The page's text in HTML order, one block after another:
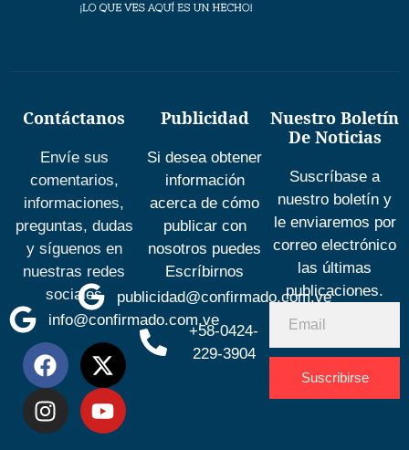
Contáctanos
Envíe sus
comentarios,
informaciones,
preguntas, dudas
y síguenos en
nuestras redes
sociales
info@confirmado.com.ve
Publicidad
Si desea obtener
información
acerca de cómo
publicar con
nosotros puedes
Escríbirnos
publicidad@confirmado.com.ve
+58-0424-
229-3904
Nuestro Boletín
De Noticias
Suscríbase a
nuestro boletín y
le enviaremos por
correo electrónico
las últimas
publicaciones.
Suscribirse